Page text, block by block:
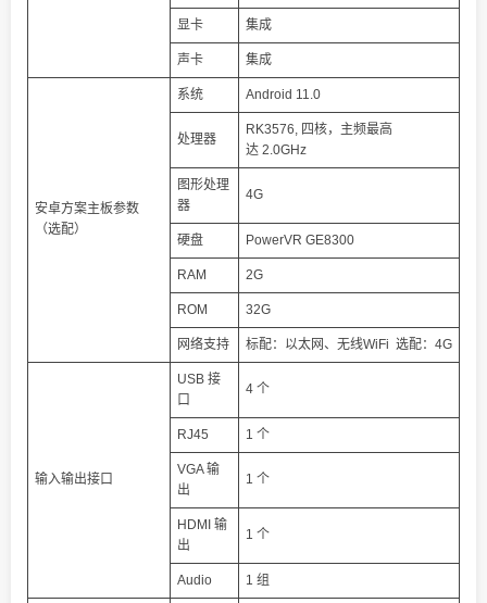
显卡 集成
声卡 集成
安卓方案主板参数
（选配）
系统 Android 11.0
处理器
RK3576, 四核，主频最高
达 2.0GHz
图形处理
器
4G
硬盘 PowerVR GE8300
RAM 2G
ROM 32G
网络支持 标配：以太网、无线WiFi 选配：4G
输入输出接口
USB 接
口
4 个
RJ45 1 个
VGA 输
出
1 个
HDMI 输
出
1 个
Audio 1 组